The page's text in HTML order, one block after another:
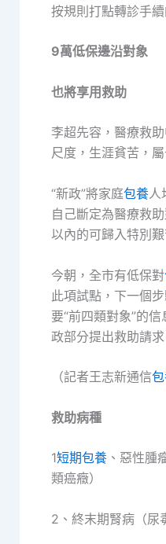
按規則打點轉診手
9萬低保邊沿對象
也將享用救助
李超先容，醫療救
尺度，生涯貧苦，
“新政”將家庭包養人
自己斷定為醫療救
以內的可歸入特別
今朝，全市有低保對
此項試點，下一個
要“前四類對象”的
政部分提出救助請求
（記者王志新通信
救助病種
1短期包養 、惡性腫
類癌癥）
2、終末期腎病（尿